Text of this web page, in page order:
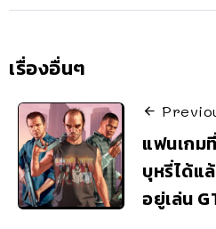
เรื่องอื่นๆ
แฟนเกม
บุหรี่ได้แ
อยู่เล่น